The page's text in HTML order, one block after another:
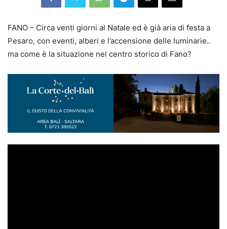
FANO – Circa venti giorni al Natale ed è già aria di festa a
Pesaro, con eventi, alberi e l’accensione delle luminarie..
ma come è la situazione nel centro storico di Fano?